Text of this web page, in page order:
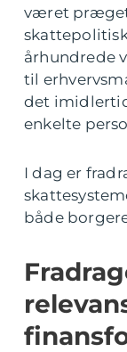
været
århundrede
til
det
enkelte
I dag er
både